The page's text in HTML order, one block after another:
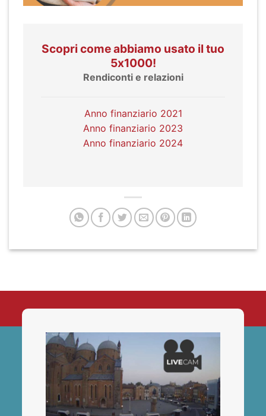
Scopri come abbiamo usato il tuo
5x1000!
Rendiconti e relazioni
Anno finanziario 2021
Anno finanziario 2023
Anno finanziario 2024